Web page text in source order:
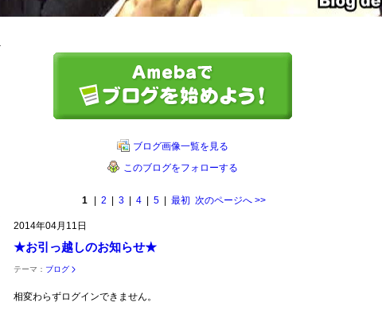
ブログ画像一覧を見る
このブログをフォローする
1 2 3 4 5 最初 次のページへ>>
2014年04月11日
★お引っ越しのお知らせ★
テーマ： ブログ
相変わらずログインできません。